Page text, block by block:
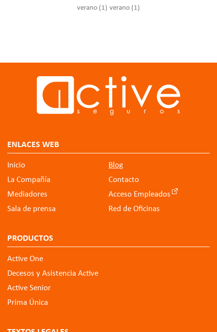
verano (1) verano (1)
ENLACES WEB
Inicio
La Compañía
Mediadores
Sala de prensa
Blog
Contacto
Acceso Empleados
Red de Oficinas
PRODUCTOS
Active One
Decesos y Asistencia Active
Active Senior
Prima Única